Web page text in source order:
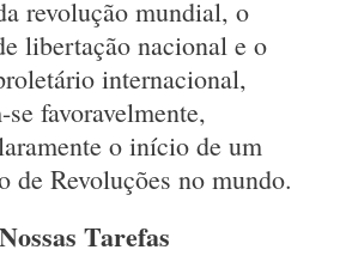
revolução mundial, o
libertação nacional e o
internacional,
se favoravelmente,
o início de um
de Revoluções no mundo.
Nossas Tarefas